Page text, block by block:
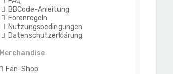
BBCode-Anleitung
Forenregeln
Nutzungsbedingungen
Datenschutzerklärung
Merchandise
Fan-Shop